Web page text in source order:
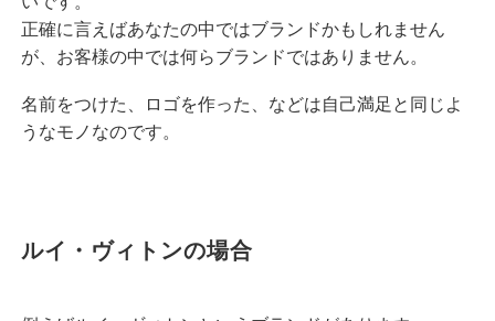
正確に言えばあなたの中ではブランドかもしれません
が、お客様の中では何らブランドではありません。
名前をつけた、ロゴを作った、などは自己満足と同じよ
うなモノなのです。
ルイ・ヴィトンの場合